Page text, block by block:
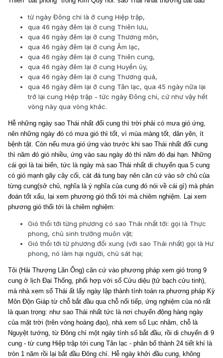
từ ngày Đông chí là ở cung Hiệp trập,
qua 46 ngày đêm lại ở cung Thiên lưu,
qua 46 ngày đêm lại ở cung Thương môn,
qua 46 ngày đêm lại ở cung Âm lạc,
qua 46 ngày đêm lại ở cung Thiên cung,
qua 46 ngày đêm lại ở cung Huyền ủy,
qua 46 ngày đêm lại ở cung Thương quá,
qua 46 ngày đêm lại ở cung Tân lạc, qua 45 ngày nữa lại
trở lại cung Hiệp trập - tức ngày Đông chí, cứ như vậy hết
vòng này qua vòng khác.
Hễ những ngày sao Thái nhất đổi cung thì trời phải có mưa gió ứng,
nên những ngày đó có mưa gió thì tốt, vì mùa màng tốt, dân yên, ít
bệnh tật. Còn nếu mưa gió ứng vào trước khi sao Thái nhất đổi cung
thì năm đó gió nhiều, ứng vào sau ngày đó thì năm đó đại hạn. Những
cái gọi là tai biến, tức là ngày mà sao Thái nhất di chuyển qua 5 cung
có gió mạnh gãy cây cối, cát đá tung bay nên căn cứ vào sở chủ của
từng cung(sở chủ, nghĩa là ý nghĩa của cung đó nói về cái gì) mà phán
đoán tốt xấu, lại xem phương gió thổi tới mà chiêm nghiệm. Lại xem
phương gió thổi tới là chiêm nghiệm:
Gió thổi tới từng phương có sao Thái nhất tới: gọi là Thực
phong, chủ sinh trưởng muôn vật;
Gió thổi tới từ phương đối xung (với sao Thái nhất) gọi là Hư
phong, nó làm hại người, chủ sát hại;
Tôi (Hải Thượng Lãn Ông) căn cứ vào phương pháp xem gió trong 9
cung ở lịch Đại Thống, phối hợp với số Cửu diệu (tử bạch cửu tinh),
mà nhà xem số Thái ất lấy ngày lập thành tính toán ra phương pháp Kỳ
Môn Độn Giáp từ chỗ bắt đầu qua chỗ nối tiếp, ứng nghiệm của nó rất
là quan trọng: như sao Thái nhất tức là nơi chuyển động hàng ngày
của mặt trời (trên vòng hoàng đạo), nhà xem số Lục nhâm, chỗ là
Nguyệt tướng, từ Đông chí một ngày tính số bắt đầu, rồi di chuyển đi 9
cung - từ cung Hiệp trập tới cung Tân lạc - phân bố thành 24 tiết khí là
tròn 1 năm rồi lại bắt đầu Đông chí. Hễ ngày khởi đầu cung, không